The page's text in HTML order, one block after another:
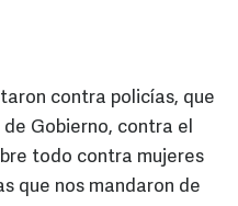
contra policías, que
Gobierno, contra el
todo contra mujeres
que nos mandaron de